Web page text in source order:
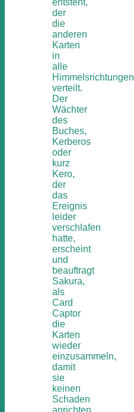
entsteht,
der
die
anderen
Karten
in
alle
Himmelsrichtungen
verteilt.
Der
Wächter
des
Buches,
Kerberos
oder
kurz
Kero,
der
das
Ereignis
leider
verschlafen
hatte,
erscheint
und
beauftragt
Sakura,
als
Card
Captor
die
Karten
wieder
einzusammeln,
damit
sie
keinen
Schaden